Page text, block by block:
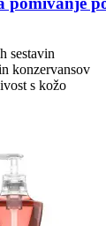
sestavin
konzervansov
s kožo